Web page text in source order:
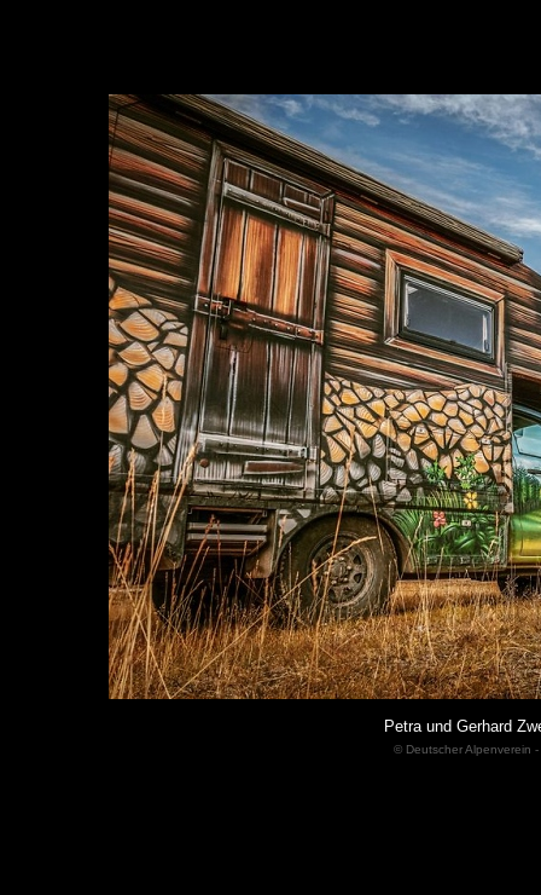
Petra und Gerhard
© Deutscher Alpenverein